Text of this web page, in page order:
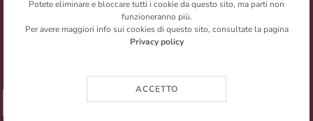
I testi e le immagini presenti nel sito sono riproducibili citandone la
fonte.
Potete eliminare e bloccare tutti i cookie da questo sito, ma parti non
funzioneranno più.
Per avere maggiori info sui cookies di questo sito, consultate la pagina
Privacy policy
ACCETTO